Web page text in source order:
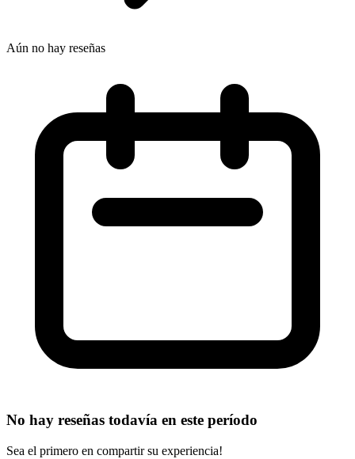
Aún no hay reseñas
No hay reseñas todavía en este período
Sea el primero en compartir su experiencia!